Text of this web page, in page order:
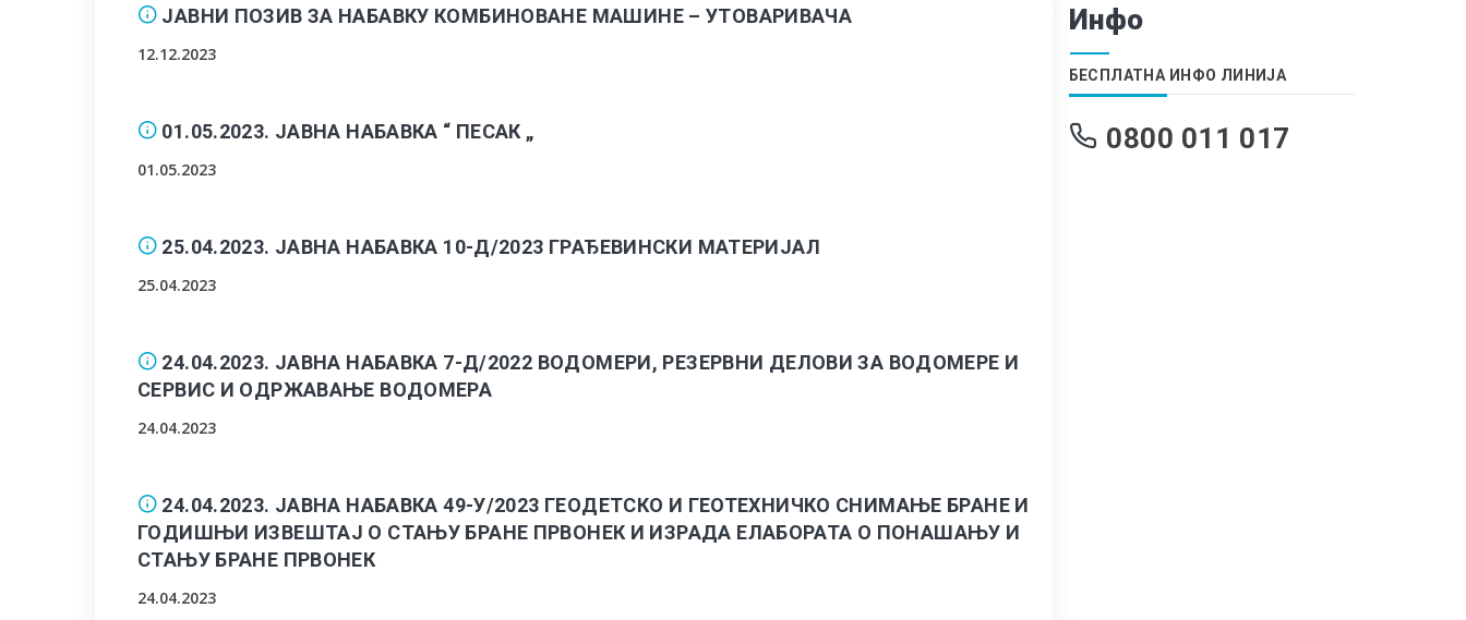
ЈАВНИ ПОЗИВ ЗА НАБАВКУ КОМБИНОВАНЕ МАШИНЕ – УТОВАРИВАЧА
12.12.2023
01.05.2023. ЈАВНА НАБАВКА “ ПЕСАК „
01.05.2023
25.04.2023. ЈАВНА НАБАВКА 10-Д/2023 ГРАЂЕВИНСКИ МАТЕРИЈАЛ
25.04.2023
24.04.2023. ЈАВНА НАБАВКА 7-Д/2022 ВОДОМЕРИ, РЕЗЕРВНИ ДЕЛОВИ ЗА ВОДОМЕРЕ И
СЕРВИС И ОДРЖАВАЊЕ ВОДОМЕРА
24.04.2023
24.04.2023. ЈАВНА НАБАВКА 49-У/2023 ГЕОДЕТСКО И ГЕОТЕХНИЧКО СНИМАЊЕ БРАНЕ И
ГОДИШЊИ ИЗВЕШТАЈ О СТАЊУ БРАНЕ ПРВОНЕК И ИЗРАДА ЕЛАБОРАТА О ПОНАШАЊУ И
СТАЊУ БРАНЕ ПРВОНЕК
24.04.2023
Инфо
БЕСПЛАТНА ИНФО ЛИНИЈА
0800 011 017